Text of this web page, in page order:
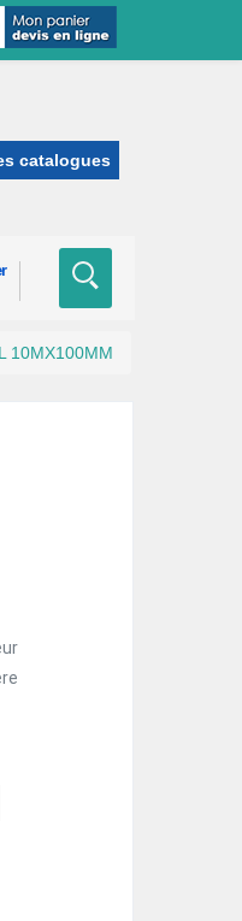
catalogues
10MX100MM